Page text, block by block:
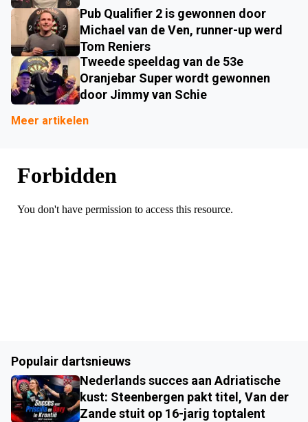
Pub Qualifier 2 is gewonnen door
Michael van de Ven, runner-up werd
Tom Reniers
Tweede speeldag van de 53e
Oranjebar Super wordt gewonnen
door Jimmy van Schie
Meer artikelen
Populair dartsnieuws
Nederlands succes aan Adriatische
kust: Steenbergen pakt titel, Van der
Zande stuit op 16-jarig toptalent